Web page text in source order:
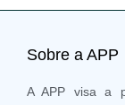
Sobre a APP
A APP visa a